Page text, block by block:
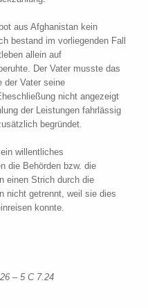
aus Afghanistan kein
bestand im vorliegenden Fall
allein auf
Der Vater musste das
der Vater seine
nicht angezeigt
der Leistungen fahrlässig
begründet.
willentliches
die Behörden bzw. die
einen Strich durch die
nicht getrennt, weil sie dies
konnte.
– 5 C 7.24